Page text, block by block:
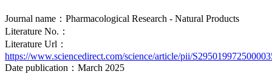
Journal name：Pharmacological Research - Natural Products
Literature No.：
Literature Url：
https://www.sciencedirect.com/science/article/pii/
Date publication：March 2025